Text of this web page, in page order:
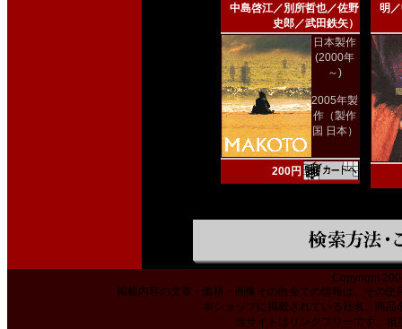
中島啓江／別所哲也／佐野
史郎／武田鉄矢）
日本製作
(2000年
～)
2005年製
作（製作
国 日本）
200円
明
Copyright
掲載内容の文章・価格・画像その他全ての情報は、その
本ショップに掲載されている社名、商
当サイトはリンクフリーです。相